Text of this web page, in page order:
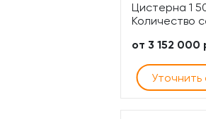
Цистерна 1
Количество
от 3 152 000
Уточнить